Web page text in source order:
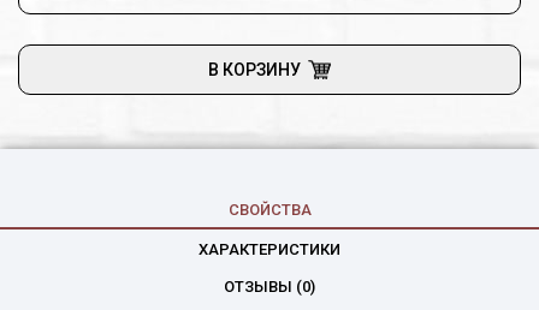
В КОРЗИНУ
СВОЙСТВА
ХАРАКТЕРИСТИКИ
ОТЗЫВЫ (0)